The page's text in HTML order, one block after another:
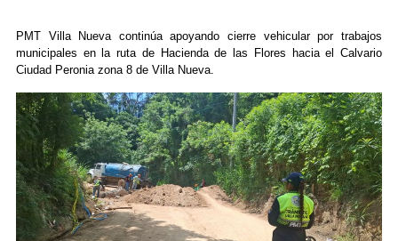
PMT Villa Nueva continúa apoyando cierre vehicular por trabajos
municipales en la ruta de Hacienda de las Flores hacia el Calvario
Ciudad Peronia zona 8 de Villa Nueva.